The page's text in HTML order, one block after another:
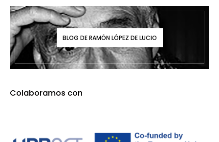
BLOG DE RAMÓN LÓPEZ DE LUCIO
Colaboramos con